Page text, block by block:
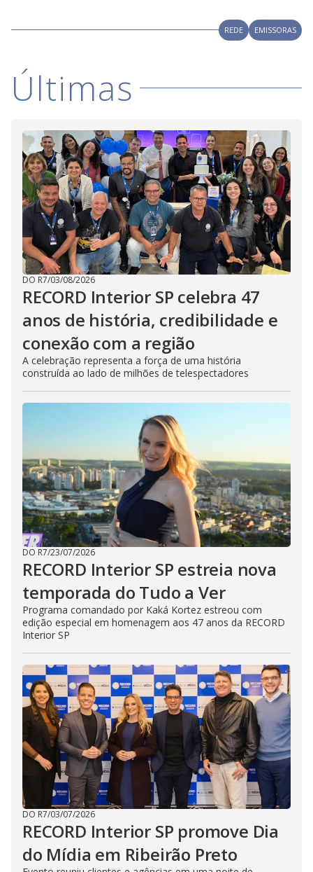
REDE EMISSORAS
Últimas
DO R7/03/08/2026
RECORD Interior SP celebra 47
anos de história, credibilidade e
conexão com a região
A celebração representa a força de uma história
construída ao lado de milhões de telespectadores
DO R7/23/07/2026
RECORD Interior SP estreia nova
temporada do Tudo a Ver
Programa comandado por Kaká Kortez estreou com
edição especial em homenagem aos 47 anos da RECORD
Interior SP
DO R7/03/07/2026
RECORD Interior SP promove Dia
do Mídia em Ribeirão Preto